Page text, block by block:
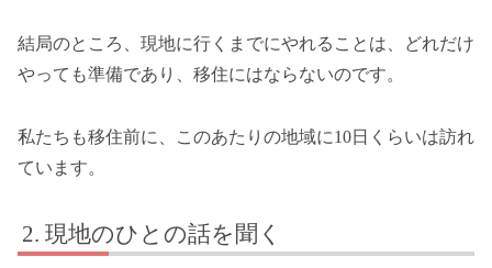
結局のところ、現地に行くまでにやれることは、どれだけ
やっても準備であり、移住にはならないのです。
私たちも移住前に、このあたりの地域に10日くらいは訪れ
ています。
現地のひとの話を聞く